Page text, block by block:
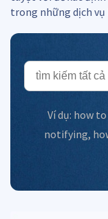
trong những dịch vụ
Ví dụ: how
notifying,